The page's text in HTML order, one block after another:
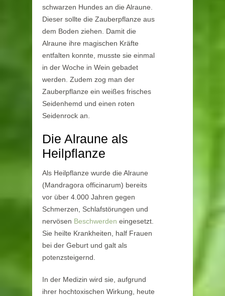
schwarzen Hundes an die Alraune.
Dieser sollte die Zauberpflanze aus
dem Boden ziehen. Damit die
Alraune ihre magischen Kräfte
entfalten konnte, musste sie einmal
in der Woche in Wein gebadet
werden. Zudem zog man der
Zauberpflanze ein weißes frisches
Seidenhemd und einen roten
Seidenrock an.
Die Alraune als
Heilpflanze
Als Heilpflanze wurde die Alraune
(Mandragora officinarum) bereits
vor über 4.000 Jahren gegen
Schmerzen, Schlafstörungen und
nervösen Beschwerden eingesetzt.
Sie heilte Krankheiten, half Frauen
bei der Geburt und galt als
potenzsteigernd.
In der Medizin wird sie, aufgrund
ihrer hochtoxischen Wirkung, heute